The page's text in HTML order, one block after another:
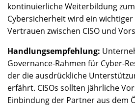
kontinuierliche Weiterbildung
Cybersicherheit wird ein
Vertrauen zwischen CISO und
Handlungsempfehlung:
Governance-Rahmen für Cyber-
der die ausdrückliche
erfährt. CISOs sollten jährliche
Einbindung der Partner aus dem